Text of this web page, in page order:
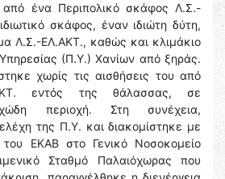
από ένα Περιπολικό σκάφος Λ.Σ.-
σκάφος, έναν ιδιώτη δύτη,
Λ.Σ.-ΕΛ.ΑΚΤ., καθώς και κλιμάκιο
(Π.Υ.) Χανίων από ξηράς.
χωρίς τις αισθήσεις του από
εντός της θάλασσας, σε
περιοχή. Στη συνέχεια,
της Π.Υ. και διακομίστηκε με
ΕΚΑΒ στο Γενικό Νοσοκομείο
Σταθμό Παλαιόχωρας που